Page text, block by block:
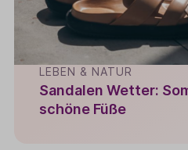
LEBEN & NATUR
Sandalen Wetter:
schöne Füße